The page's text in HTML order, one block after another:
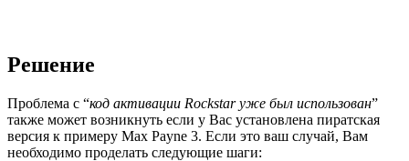
Решение
Проблема с “код активации Rockstar уже был использован”
также может возникнуть если у Вас установлена пиратская
версия к примеру Max Payne 3. Если это ваш случай, Вам
необходимо проделать следующие шаги: